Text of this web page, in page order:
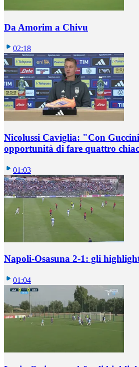
Da Amorim a Chivu
02:18
Nicolussi Caviglia: "Con
opportunità di fare quattro
01:03
Napoli-Osasuna 2-1: gli
01:04